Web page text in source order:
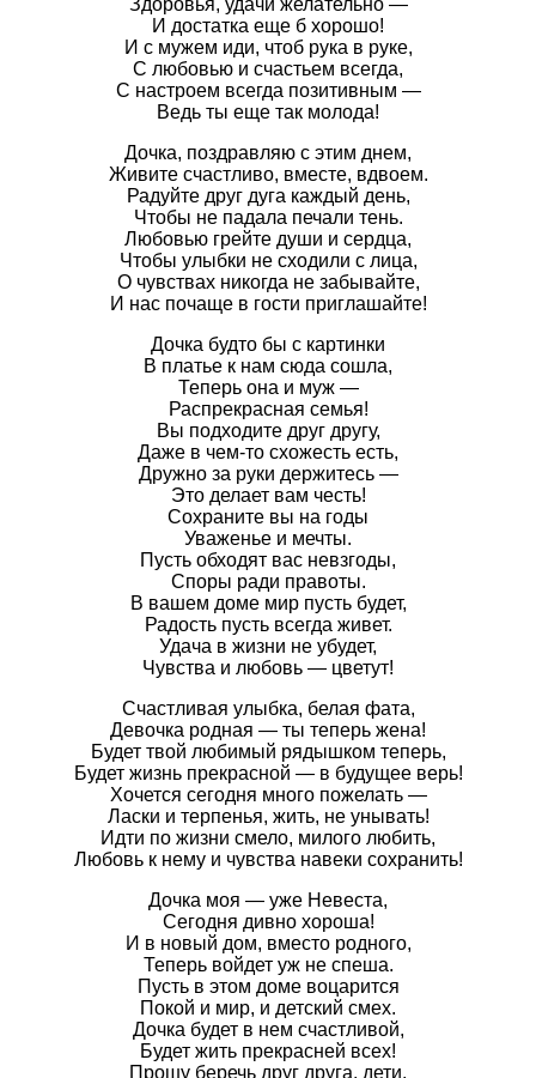
Здоровья, удачи желательно —
И достатка еще б хорошо!
И с мужем иди, чтоб рука в руке,
С любовью и счастьем всегда,
С настроем всегда позитивным —
Ведь ты еще так молода!
Дочка, поздравляю с этим днем,
Живите счастливо, вместе, вдвоем.
Радуйте друг дуга каждый день,
Чтобы не падала печали тень.
Любовью грейте души и сердца,
Чтобы улыбки не сходили с лица,
О чувствах никогда не забывайте,
И нас почаще в гости приглашайте!
Дочка будто бы с картинки
В платье к нам сюда сошла,
Теперь она и муж —
Распрекрасная семья!
Вы подходите друг другу,
Даже в чем-то схожесть есть,
Дружно за руки держитесь —
Это делает вам честь!
Сохраните вы на годы
Уваженье и мечты.
Пусть обходят вас невзгоды,
Споры ради правоты.
В вашем доме мир пусть будет,
Радость пусть всегда живет.
Удача в жизни не убудет,
Чувства и любовь — цветут!
Счастливая улыбка, белая фата,
Девочка родная — ты теперь жена!
Будет твой любимый рядышком теперь,
Будет жизнь прекрасной — в будущее верь!
Хочется сегодня много пожелать —
Ласки и терпенья, жить, не унывать!
Идти по жизни смело, милого любить,
Любовь к нему и чувства навеки сохранить!
Дочка моя — уже Невеста,
Сегодня дивно хороша!
И в новый дом, вместо родного,
Теперь войдет уж не спеша.
Пусть в этом доме воцарится
Покой и мир, и детский смех.
Дочка будет в нем счастливой,
Будет жить прекрасней всех!
Прошу беречь друг друга, дети,